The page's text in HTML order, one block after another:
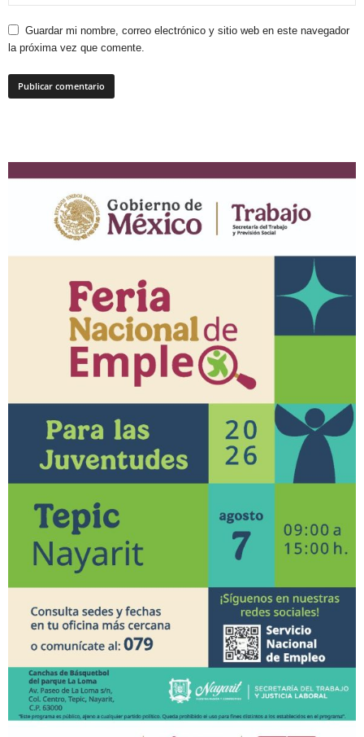
Guardar mi nombre, correo electrónico y sitio web en este navegador
la próxima vez que comente.